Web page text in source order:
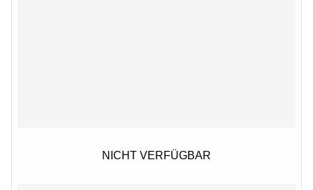
NICHT VERFÜGBAR
NICHT VERFÜGBAR